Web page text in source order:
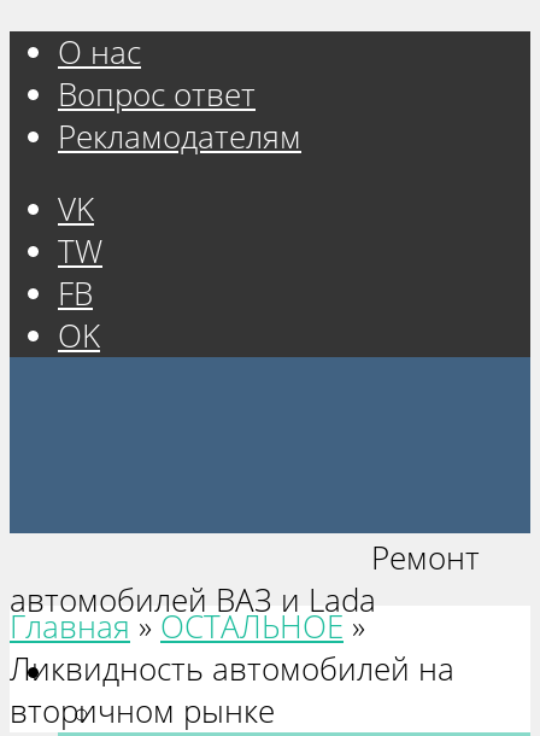
О нас
Вопрос ответ
Рекламодателям
VK
TW
FB
OK
Ремонт
автомобилей ВАЗ и Lada
Ваз 2101-2115
РЕМОНТ ВАЗ 2101
Главная » ОСТАЛЬНОЕ »
Ликвидность автомобилей на
вторичном рынке